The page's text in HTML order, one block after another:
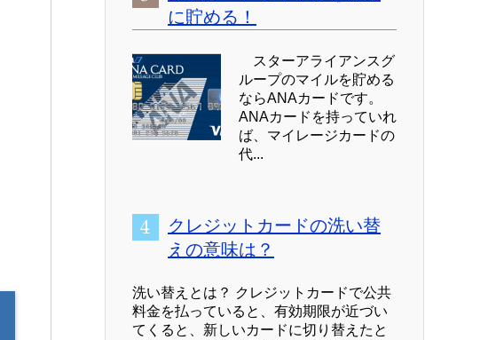
に貯める！
スターアライアンスグ
ループのマイルを貯める
ならANAカードです。
ANAカードを持っていれ
ば、マイレージカードの
代...
クレジットカードの洗い替
えの意味は？
洗い替えとは？ クレジットカードで公共
料金を払っていると、有効期限が近づい
てくると、新しいカードに切り替えたと